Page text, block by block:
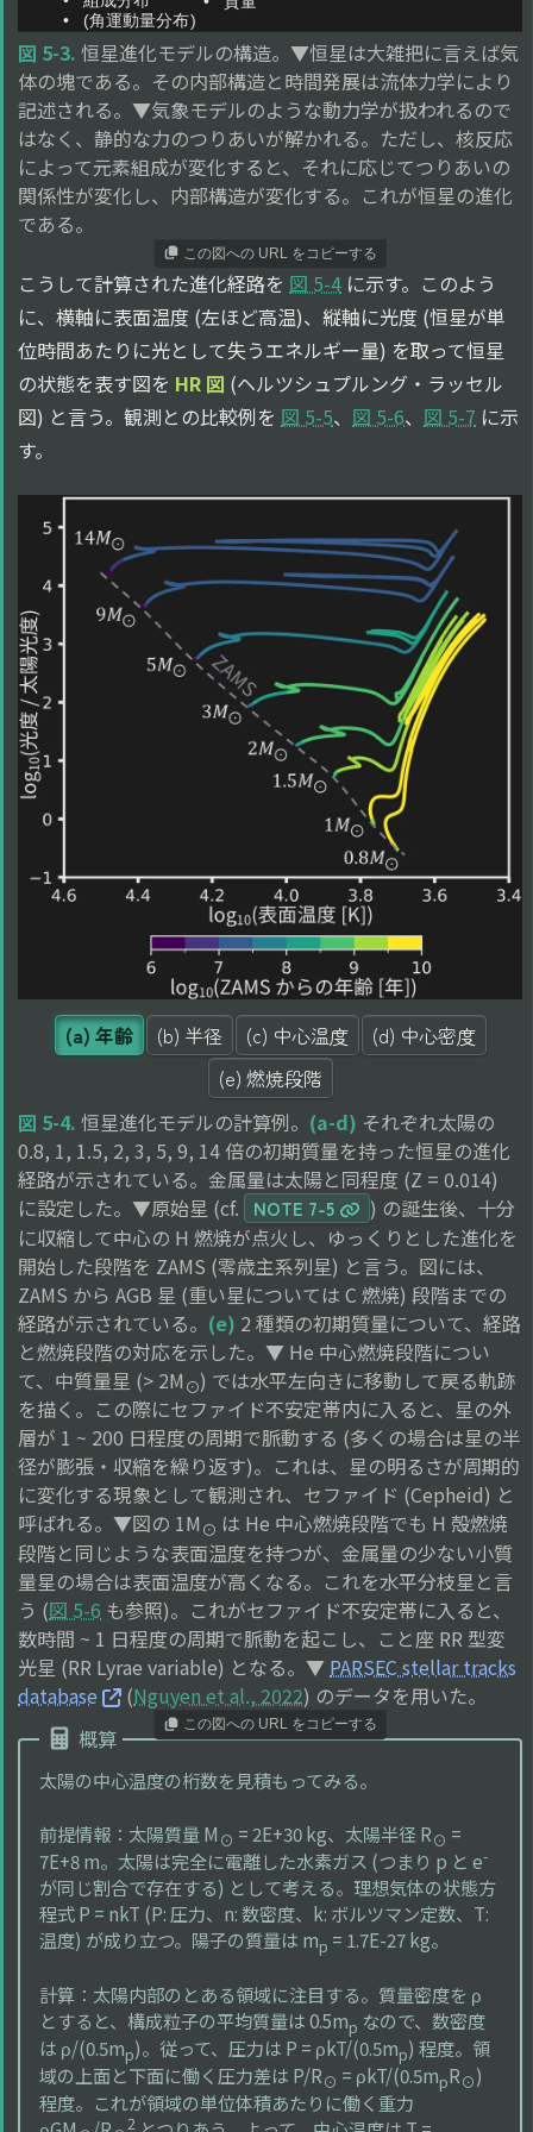
図 5-3. 恒星進化モデルの構造。▼恒星は大雑把に言えば気
体の塊である。その内部構造と時間発展は流体力学により
記述される。▼気象モデルのような動力学が扱われるので
はなく、静的な力のつりあいが解かれる。ただし、核反応
によって元素組成が変化すると、それに応じてつりあいの
関係性が変化し、内部構造が変化する。これが恒星の進化
である。
この図への URL をコピーする
こうして計算された進化経路を 図 5-4 に示す。このよう
に、横軸に表面温度 (左ほど高温)、縦軸に光度 (恒星が単
位時間あたりに光として失うエネルギー量) を取って恒星
の状態を表す図を HR 図 (ヘルツシュプルング・ラッセル
図) と言う。観測との比較例を 図 5-5、 図 5-6、 図 5-7 に示
す。
(a) 年齢 (b) 半径 (c) 中心温度
(d) 中心密度
(e) 燃焼段階
図 5-4. 恒星進化モデルの計算例。 (a-d) それぞれ太陽の
0.8, 1, 1.5, 2, 3, 5, 9, 14 倍の初期質量を持った恒星の進化
経路が示されている。金属量は太陽と同程度 (Z = 0.014)
に設定した。▼原始星 (cf.
NOTE 7-5
) の誕生後、十分
に収縮して中心の H 燃焼が点火し、ゆっくりとした進化を
開始した段階を ZAMS (零歳主系列星) と言う。図には、
ZAMS から AGB 星 (重い星については C 燃焼) 段階までの
経路が示されている。 (e) 2 種類の初期質量について、経路
と燃焼段階の対応を示した。▼ He 中心燃焼段階につい
て、中質量星 (> 2M ⊙) では水平左向きに移動して戻る軌跡
を描く。この際にセファイド不安定帯内に入ると、星の外
層が 1 ~ 200 日程度の周期で脈動する (多くの場合は星の半
径が膨張・収縮を繰り返す)。これは、星の明るさが周期的
に変化する現象として観測され、セファイド (Cepheid) と
呼ばれる。▼図の 1M ⊙ は He 中心燃焼段階でも H 殻燃焼
段階と同じような表面温度を持つが、金属量の少ない小質
量星の場合は表面温度が高くなる。これを水平分枝星と言
う (図 5-6 も参照)。これがセファイド不安定帯に入ると、
数時間 ~ 1 日程度の周期で脈動を起こし、こと座 RR 型変
光星 (RR Lyrae variable) となる。▼ PARSEC stellar tracks
database
(Nguyen et al., 2022) のデータを用いた。
この図への URL をコピーする
概算
太陽の中心温度の桁数を見積もってみる。
前提情報：太陽質量 M ⊙ = 2E+30 kg、太陽半径 R⊙ =
7E+8 m。太陽は完全に電離した水素ガス (つまり p と e-
が同じ割合で存在する) として考える。理想気体の状態方
程式 P = nkT (P: 圧力、n: 数密度、k: ボルツマン定数、T:
温度) が成り立つ。陽子の質量は mp = 1.7E-27 kg。
計算：太陽内部のとある領域に注目する。質量密度を ρ
とすると、構成粒子の平均質量は 0.5mp なので、数密度
は ρ/(0.5mp)。従って、圧力は P = ρkT/(0.5mp) 程度。領
域の上面と下面に働く圧力差は P/R⊙ = ρkT/(0.5mpR⊙)
程度。これが領域の単位体積あたりに働く重力
2